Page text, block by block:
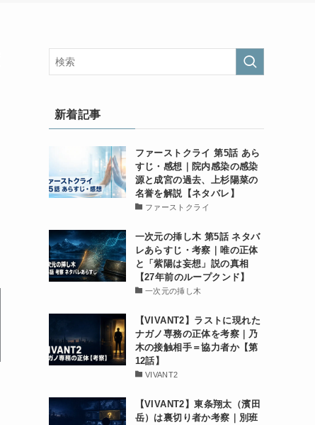
新着記事
ファーストクライ 第5話 あら
すじ・感想｜院内感染の感染
源と成宮の過去、上杉陽菜の
名誉を解説【ネタバレ】
ファーストクライ
一次元の挿し木 第5話 ネタバ
レあらすじ・考察｜唯の正体
と「紫陽は妄想」説の真相
【27年前のループクンド】
一次元の挿し木
【VIVANT2】ラストに現れた
ナガノ専務の正体を考察｜乃
木の接触相手＝協力者か【第
12話】
VIVANT2
【VIVANT2】東条翔太（濱田
岳）は裏切り者か考察｜別班